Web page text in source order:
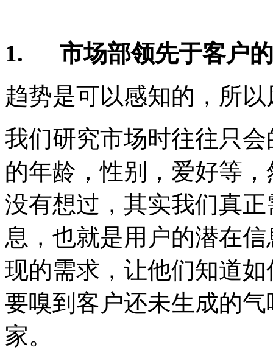
1.
市场部领先于客户
趋势是可以感知的，所
我们研究市场时往往只
的年龄，性别，爱好等
没有想过，其实我们真
息，也就是用户的潜在
现的需求，让他们知道
要嗅到客户还未生成的
家。